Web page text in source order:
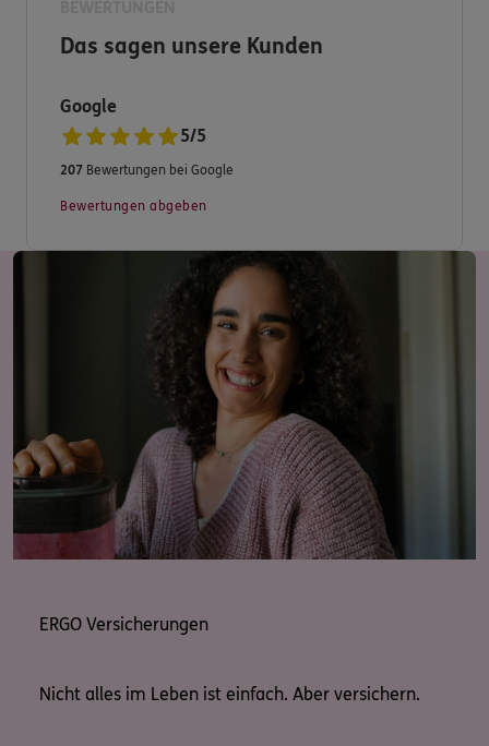
Ihre ERGO Versicherungsagentur Kevin Bicknell
Das sagen unsere Kunden
Google
5/5
207 Bewertungen bei Google
Bewertungen abgeben
ERGO Versicherungen
Nicht alles im Leben ist einfach. Aber versichern.